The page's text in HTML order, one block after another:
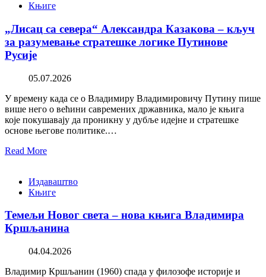
Књиге
„Лисац са севера“ Александра Казакова – кључ
за разумевање стратешке логике Путинове
Русије
05.07.2026
У времену када се о Владимиру Владимировичу Путину пише
више него о већини савремених државника, мало је књига
које покушавају да проникну у дубље идејне и стратешке
основе његове политике.…
Read More
Издаваштво
Књиге
Темељи Новог света – нова књига Владимира
Кршљанина
04.04.2026
Владимир Кршљанин (1960) спада у филозофе историје и